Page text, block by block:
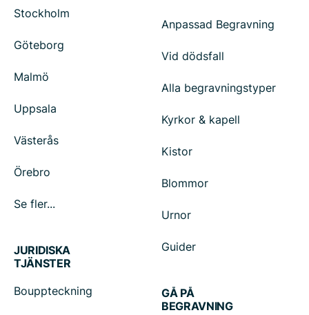
Stockholm
Göteborg
Malmö
Uppsala
Västerås
Örebro
Se fler...
Anpassad Begravning
Vid dödsfall
Alla begravningstyper
Kyrkor & kapell
Kistor
Blommor
Urnor
Guider
JURIDISKA
TJÄNSTER
Bouppteckning
GÅ PÅ
BEGRAVNING